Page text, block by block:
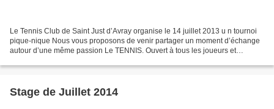
Le Tennis Club de Saint Just d’Avray organise le 14 juillet 2013 u n tournoi
pique-nique Nous vous proposons de venir partager un moment d’échange
autour d’une même passion Le TENNIS. Ouvert à tous les joueurs et
Stage de Juillet 2014